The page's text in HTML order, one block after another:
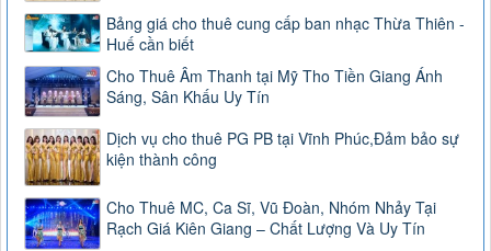
Bảng giá cho thuê cung cấp ban nhạc Thừa Thiên -
Huế cần biết
Cho Thuê Âm Thanh tại Mỹ Tho Tiền Giang Ánh
Sáng, Sân Khấu Uy Tín
Dịch vụ cho thuê PG PB tại Vĩnh Phúc,Đảm bảo sự
kiện thành công
Cho Thuê MC, Ca Sĩ, Vũ Đoàn, Nhóm Nhảy Tại
Rạch Giá Kiên Giang – Chất Lượng Và Uy Tín